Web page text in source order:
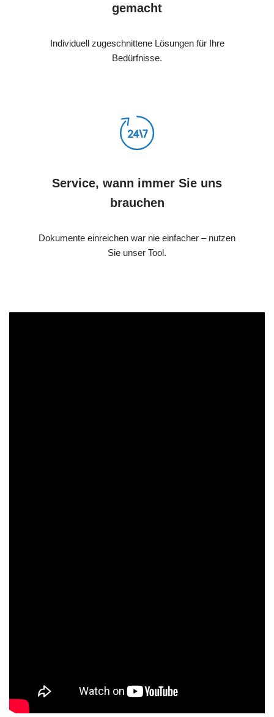
gemacht
Individuell zugeschnittene Lösungen für Ihre
Bedürfnisse.
Service, wann immer Sie uns
brauchen
Dokumente einreichen war nie einfacher – nutzen
Sie unser Tool.